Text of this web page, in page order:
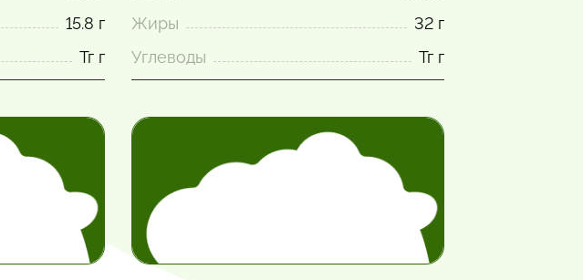
15.8 г
Тг г
Жиры
32 г
Углеводы
Тг г